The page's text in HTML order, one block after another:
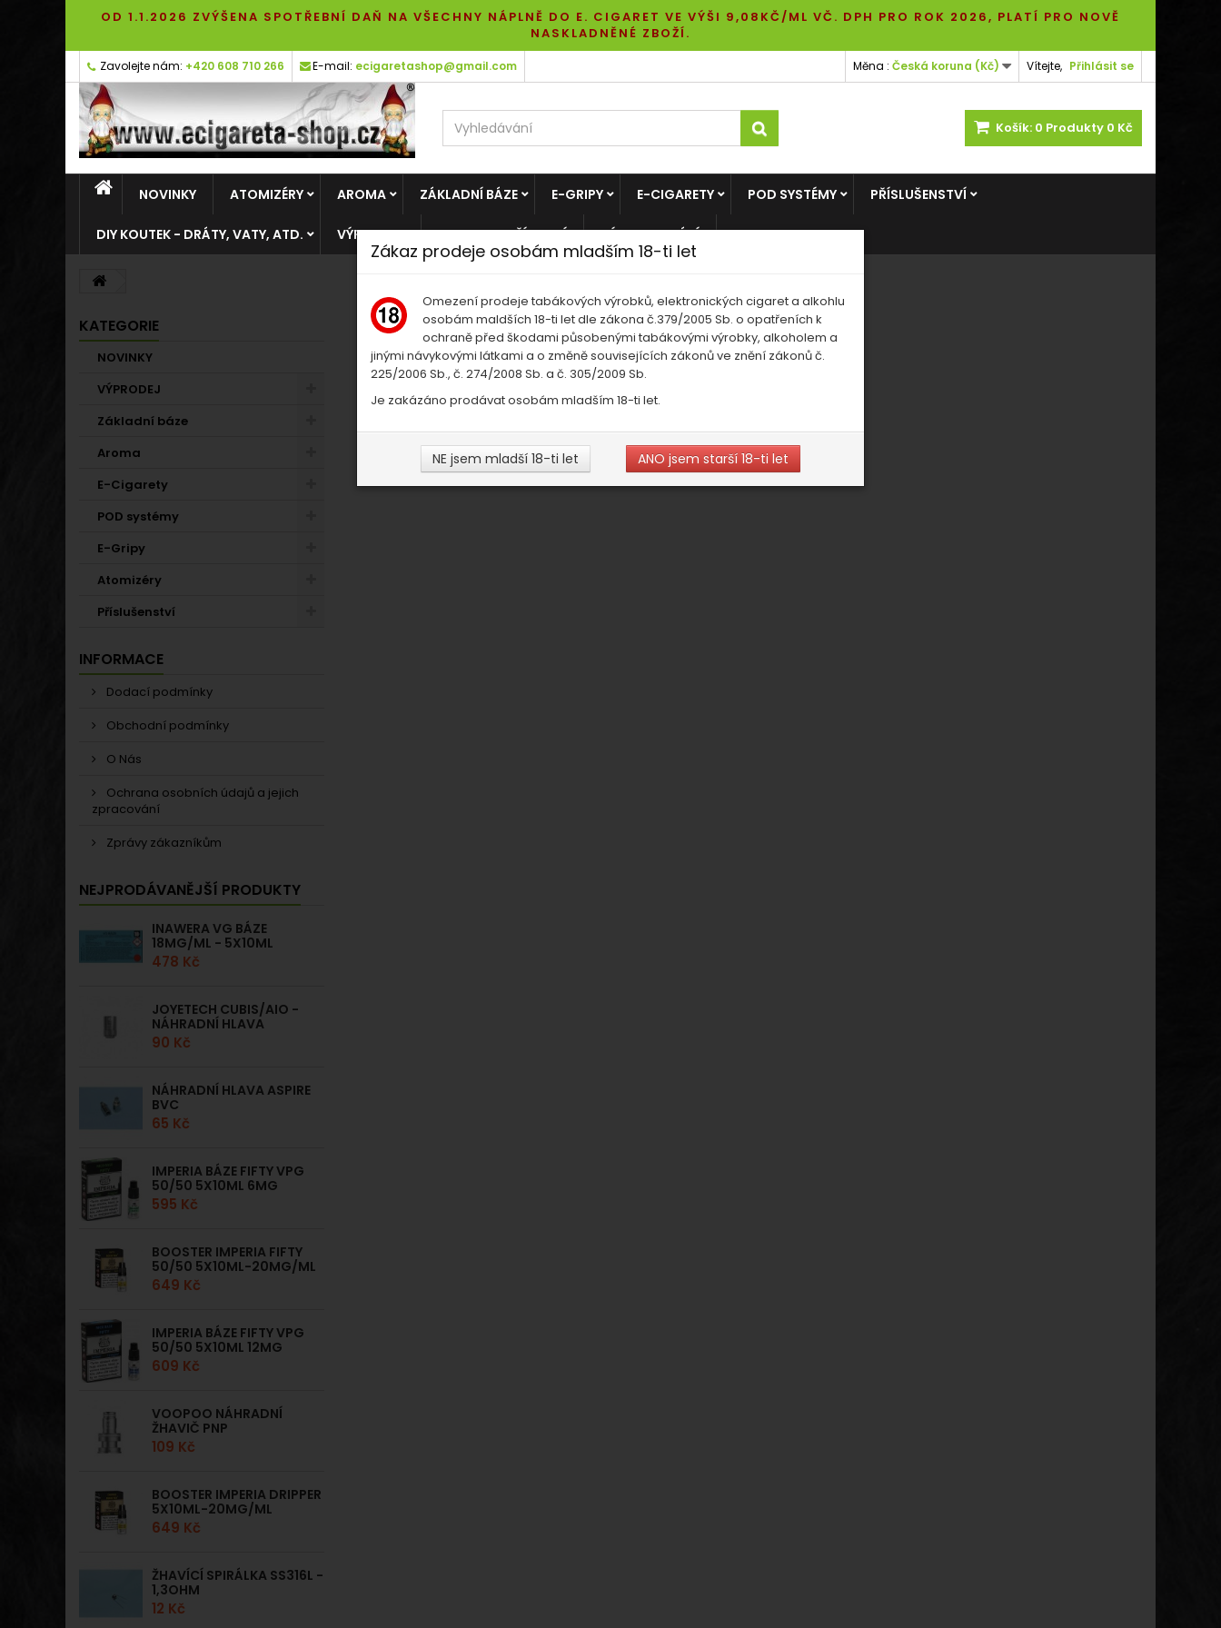
OD 1.1.2026 ZVÝŠENA SPOTŘEBNÍ DAŇ NA VŠECHNY NÁPLNĚ DO E. CIGARET VE VÝŠI 9,08KČ/ML VČ. DPH PRO ROK 2026, PLATÍ PRO NOVĚ
NASKLADNĚNÉ ZBOŽÍ.
Vítejte, Přihlásit se
Měna : Česká koruna (Kč)
Zavolejte nám: +420 608 710 266 E-mail: ecigaretashop@gmail.com
Košík: 0 Produkty 0 Kč
Zákaz prodeje osobám mladším 18-ti let
Omezení prodeje tabákových výrobků, elektronických cigaret a alkohlu
osobám maldších 18-ti let dle zákona č.379/2005 Sb. o opatřeních k
ochraně před škodami působenými tabákovými výrobky, alkoholem a
jinými návykovými látkami a o změně souvisejících zákonů ve znění zákonů č.
225/2006 Sb., č. 274/2008 Sb. a č. 305/2009 Sb.
Je zakázáno prodávat osobám mladším 18-ti let.
NE jsem mladší 18-ti let ANO jsem starší 18-ti let
NOVINKY ATOMIZÉRY AROMA ZÁKLADNÍ BÁZE E-GRIPY E-CIGARETY POD SYSTÉMY PŘÍSLUŠENSTVÍ
DIY KOUTEK - DRÁTY, VATY, ATD. VÝPRODEJ LIKVIDACE PŘÍCHUTÍ VÝPRODEJ BÁZÍ
KATEGORIE
NOVINKY
VÝPRODEJ
Základní báze
Aroma
E-Cigarety
POD systémy
E-Gripy
Atomizéry
Příslušenství
INFORMACE
Dodací podmínky
Obchodní podmínky
O Nás
Ochrana osobních údajů a jejich
zpracování
Zprávy zákazníkům
NEJPRODÁVANĚJŠÍ PRODUKTY
INAWERA VG BÁZE
18MG/ML - 5X10ML
478 Kč
JOYETECH CUBIS/AIO -
NÁHRADNÍ HLAVA
90 Kč
NÁHRADNÍ HLAVA ASPIRE
BVC
65 Kč
IMPERIA BÁZE FIFTY VPG
50/50 5X10ML 6MG
595 Kč
BOOSTER IMPERIA FIFTY
50/50 5X10ML-20MG/ML
649 Kč
IMPERIA BÁZE FIFTY VPG
50/50 5X10ML 12MG
609 Kč
VOOPOO NÁHRADNÍ
ŽHAVIČ PNP
109 Kč
BOOSTER IMPERIA DRIPPER
5X10ML-20MG/ML
649 Kč
ŽHAVÍCÍ SPIRÁLKA SS316L -
1,3OHM
12 Kč